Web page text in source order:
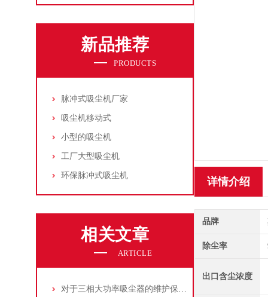
新品推荐
PRODUCTS
脉冲式吸尘机厂家
吸尘机移动式
小型的吸尘机
工厂大型吸尘机
环保脉冲式吸尘机
相关文章
ARTICLE
对于三相大功率吸尘器的维护保养，你了解多少
详情介绍
品牌
除尘率
出口含尘浓度